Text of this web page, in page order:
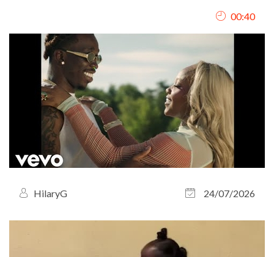
concept de la vidéo, assuré le tournage et réalisé le 00:40
HilaryG 24/07/2026